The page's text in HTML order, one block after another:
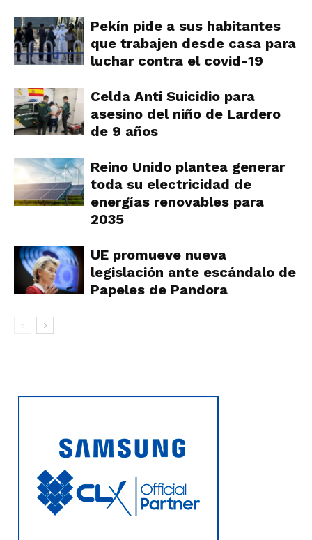
Pekín pide a sus habitantes
que trabajen desde casa para
luchar contra el covid-19
Celda Anti Suicidio para
asesino del niño de Lardero
de 9 años
Reino Unido plantea generar
toda su electricidad de
energías renovables para
2035
UE promueve nueva
legislación ante escándalo de
Papeles de Pandora